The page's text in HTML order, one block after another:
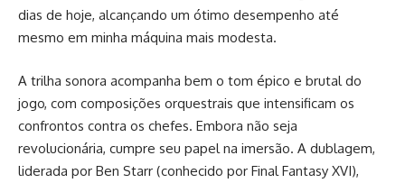
dias de hoje, alcançando um ótimo desempenho até
mesmo em minha máquina mais modesta.
A trilha sonora acompanha bem o tom épico e brutal do
jogo, com composições orquestrais que intensificam os
confrontos contra os chefes. Embora não seja
revolucionária, cumpre seu papel na imersão. A dublagem,
liderada por Ben Starr (conhecido por Final Fantasy XVI),